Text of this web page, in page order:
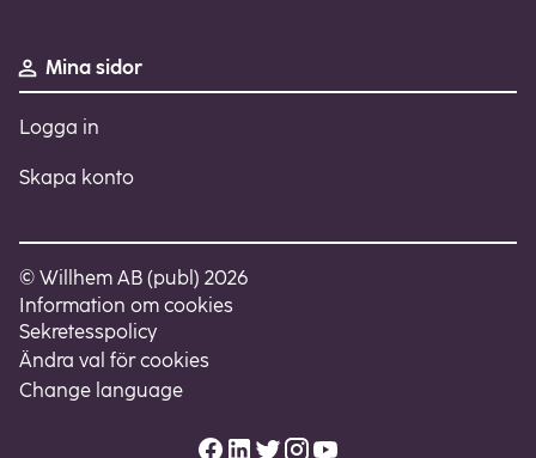
Mina sidor
Logga in
Skapa konto
© Willhem AB (publ) 2026
Information om cookies
Sekretesspolicy
Ändra val för cookies
Change language